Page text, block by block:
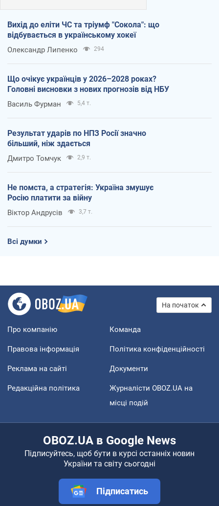
Вихід до еліти ЧС та тріумф "Сокола": що
відбувається в українському хокеї
Олександр Липенко 294
Що очікує українців у 2026–2028 роках?
Головні висновки з нових прогнозів від НБУ
Василь Фурман 5,4 т.
Результат ударів по НПЗ Росії значно
більший, ніж здається
Дмитро Томчук 2,9 т.
Не помста, а стратегія: Україна змушує
Росію платити за війну
Віктор Андрусів 3,7 т.
Всі думки
На початок
Про компанію Команда
Правова інформація Політика конфіденційності
Реклама на сайті Документи
Редакційна політика
Журналісти OBOZ.UA на
місці подій
OBOZ.UA в Google News
Підписуйтесь, щоб бути в курсі останніх новин
України та світу сьогодні
Підписатись